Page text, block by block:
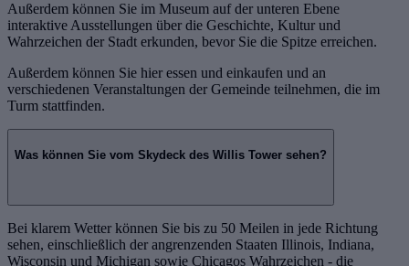
Außerdem können Sie im Museum auf der unteren Ebene
interaktive Ausstellungen über die Geschichte, Kultur und
Wahrzeichen der Stadt erkunden, bevor Sie die Spitze erreichen.
Außerdem können Sie hier essen und einkaufen und an
verschiedenen Veranstaltungen der Gemeinde teilnehmen, die im
Turm stattfinden.
Was können Sie vom Skydeck des Willis Tower sehen?
Bei klarem Wetter können Sie bis zu 50 Meilen in jede Richtung
sehen, einschließlich der angrenzenden Staaten Illinois, Indiana,
Wisconsin und Michigan sowie Chicagos Wahrzeichen - die